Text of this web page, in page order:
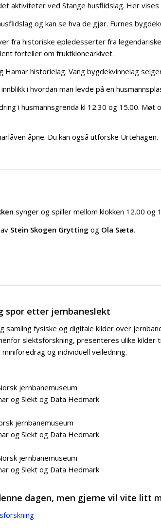
aktiviteter ved Stange husflidslag. Her
og kan se hva de gjør. Furnes
fra historiske epledesserter fra
forteller om fruktklonearkivet.
Hamar historielag. Vang bygdekvinnelag
i hvordan man levde på en
i husmannsgrenda kl 12.30 og 15.00.
åpne. Du kan også utforske Urtehagen.
synger og spiller mellom klokken 12.00 og
Stein Skogen Grytting og Ola Sæta.
spor etter jernbaneslekt
samling fysiske og digitale kilder over
slektsforskning, presenteres ulike kilder
og individuell veiledning.
jernbanemuseum
og Slekt og Data Hedmark
jernbanemuseum
og Slekt og Data Hedmark
jernbanemuseum
og Slekt og Data Hedmark
dagen, men gjerne vil vite litt